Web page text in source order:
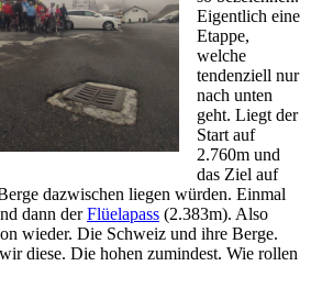
Eigentlich eine
Etappe,
welche
tendenziell nur
nach unten
geht. Liegt der
Start auf
2.760m und
das Ziel auf
dazwischen liegen würden. Einmal
dann derFlüelapass (2.383m). Also
wieder. Die Schweiz und ihre Berge.
diese. Die hohen zumindest. Wie rollen